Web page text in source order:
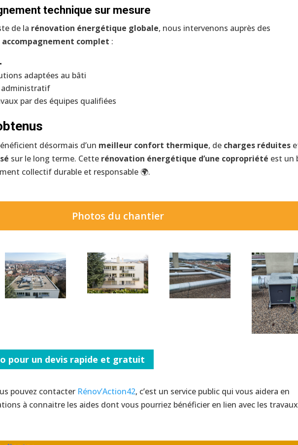
technique sur mesure
de la rénovation énergétique globale, nous intervenons auprès des
accompagnement complet :
adaptées au bâti
administratif
par des équipes qualifiées
désormais d’un meilleur confort thermique, de charges réduites
sur le long terme. Cette rénovation énergétique d’une copropriété est un
collectif durable et responsable 🌍.
Photos du chantier
pour un devis rapide et gratuit
pouvez contacter Rénov’Action42, c’est un service public qui vous aidera en
à connaitre les aides dont vous pourriez bénéficier en lien avec les